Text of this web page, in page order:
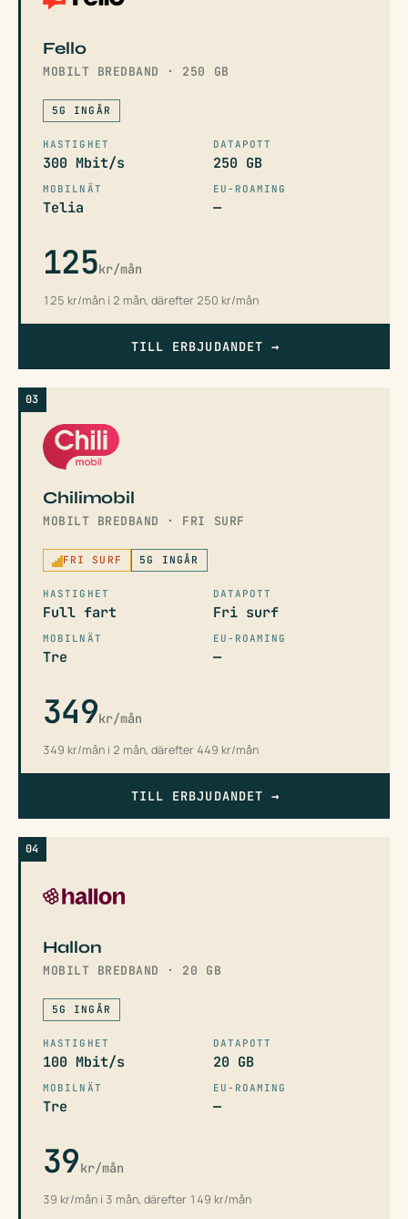
Fello
MOBILT BREDBAND · 250 GB
5G INGÅR
HASTIGHET
300 Mbit/s
DATAPOTT
250 GB
MOBILNÄT
Telia
EU-ROAMING
—
125kr/mån
125 kr/mån i 2 mån, därefter 250 kr/mån
TILL ERBJUDANDET→
03
Chilimobil
MOBILT BREDBAND · FRI SURF
FRI SURF 5G INGÅR
HASTIGHET
Full fart
DATAPOTT
Fri surf
MOBILNÄT
Tre
EU-ROAMING
—
349kr/mån
349 kr/mån i 2 mån, därefter 449 kr/mån
TILL ERBJUDANDET→
04
Hallon
MOBILT BREDBAND · 20 GB
5G INGÅR
HASTIGHET
100 Mbit/s
DATAPOTT
20 GB
MOBILNÄT
Tre
EU-ROAMING
—
39kr/mån
39 kr/mån i 3 mån, därefter 149 kr/mån